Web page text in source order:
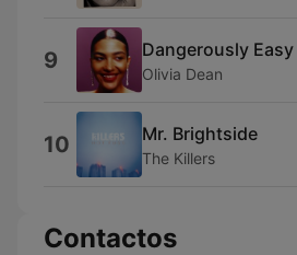
9 Dangerously Easy
Olivia Dean
10 Mr. Brightside
The Killers
Contactos